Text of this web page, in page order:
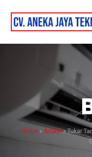
Home » Artikel»Tukar